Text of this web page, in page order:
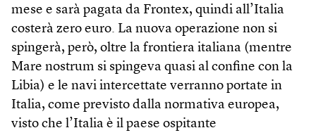
mese e sarà pagata da Frontex, quindi all’Italia
costerà zero euro. La nuova operazione non si
spingerà, però, oltre la frontiera italiana (mentre
Mare nostrum si spingeva quasi al confine con la
Libia) e le navi intercettate verranno portate in
Italia, come previsto dalla normativa europea,
visto che l’Italia è il paese ospitante